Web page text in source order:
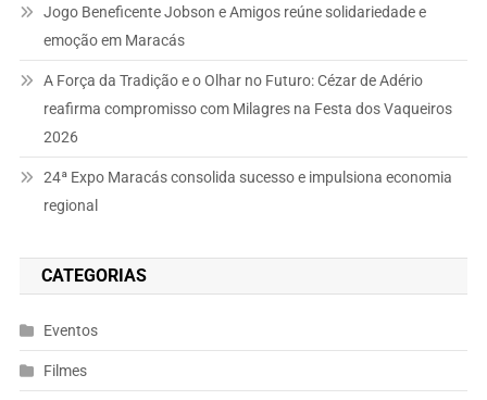
Jogo Beneficente Jobson e Amigos reúne solidariedade e
emoção em Maracás
A Força da Tradição e o Olhar no Futuro: Cézar de Adério
reafirma compromisso com Milagres na Festa dos Vaqueiros
2026
24ª Expo Maracás consolida sucesso e impulsiona economia
regional
CATEGORIAS
Eventos
Filmes